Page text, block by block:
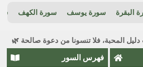
البقرة سورة يوسف سورة الكهف
دليل المحبة، فلا تنسونا من دعوة صالحة 🌿
فهرس السور